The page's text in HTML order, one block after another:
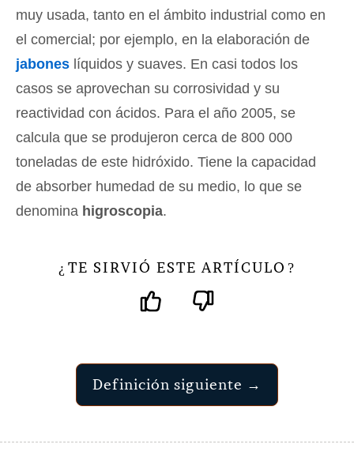
muy usada, tanto en el ámbito industrial como en
el comercial; por ejemplo, en la elaboración de
jabones líquidos y suaves. En casi todos los
casos se aprovechan su corrosividad y su
reactividad con ácidos. Para el año 2005, se
calcula que se produjeron cerca de 800 000
toneladas de este hidróxido. Tiene la capacidad
de absorber humedad de su medio, lo que se
denomina higroscopia.
¿ TE SIRVIÓ ESTE ARTÍCULO ?
Definición siguiente →